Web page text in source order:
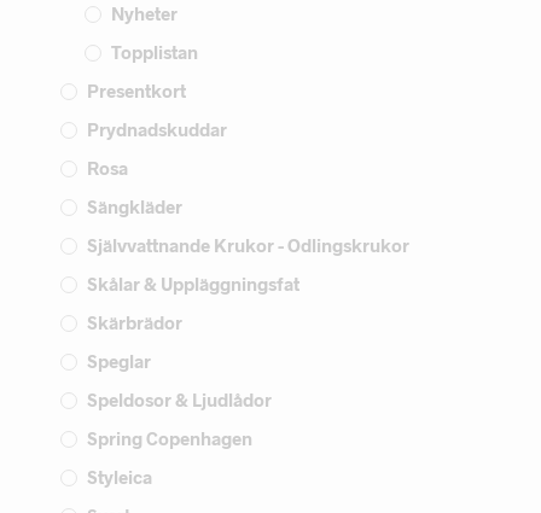
Nyheter
Topplistan
Presentkort
Prydnadskuddar
Rosa
Sängkläder
Självvattnande Krukor - Odlingskrukor
Skålar & Uppläggningsfat
Skärbrädor
Speglar
Speldosor & Ljudlådor
Spring Copenhagen
Styleica